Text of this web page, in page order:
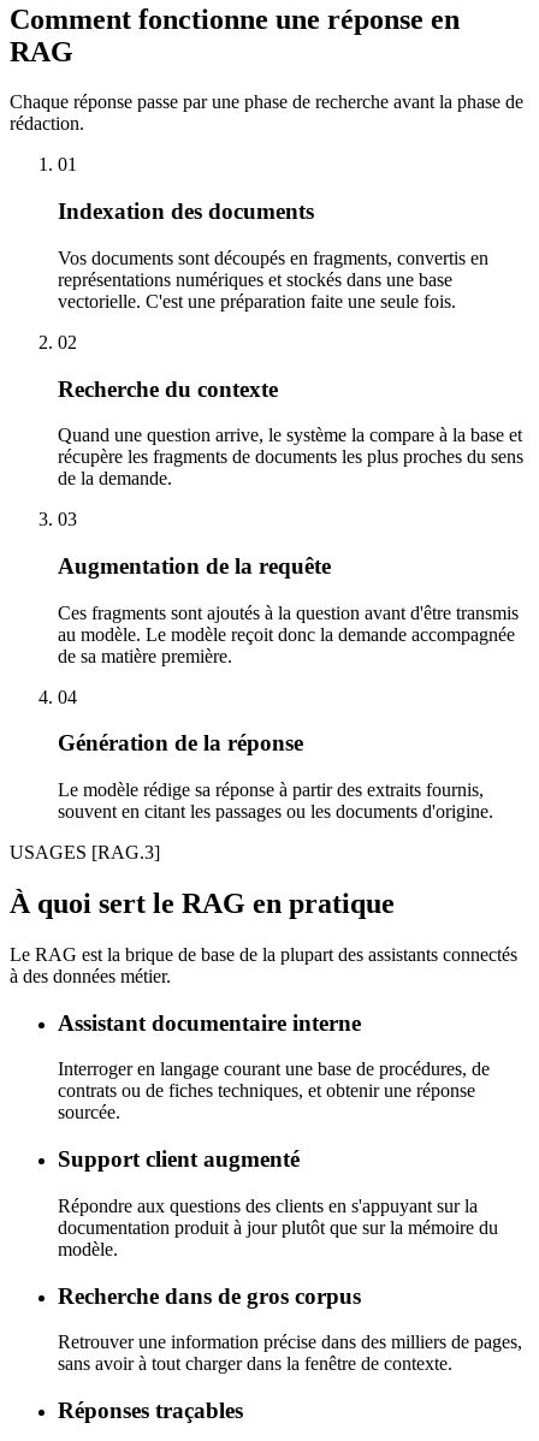
Comment fonctionne une réponse en
RAG
Chaque réponse passe par une phase de recherche avant la phase de
rédaction.
01
Indexation des documents
Vos documents sont découpés en fragments, convertis en
représentations numériques et stockés dans une base
vectorielle. C'est une préparation faite une seule fois.
02
Recherche du contexte
Quand une question arrive, le système la compare à la base et
récupère les fragments de documents les plus proches du sens
de la demande.
03
Augmentation de la requête
Ces fragments sont ajoutés à la question avant d'être transmis
au modèle. Le modèle reçoit donc la demande accompagnée
de sa matière première.
04
Génération de la réponse
Le modèle rédige sa réponse à partir des extraits fournis,
souvent en citant les passages ou les documents d'origine.
USAGES [RAG.3]
À quoi sert le RAG en pratique
Le RAG est la brique de base de la plupart des assistants connectés
à des données métier.
Assistant documentaire interne
Interroger en langage courant une base de procédures, de
contrats ou de fiches techniques, et obtenir une réponse
sourcée.
Support client augmenté
Répondre aux questions des clients en s'appuyant sur la
documentation produit à jour plutôt que sur la mémoire du
modèle.
Recherche dans de gros corpus
Retrouver une information précise dans des milliers de pages,
sans avoir à tout charger dans la fenêtre de contexte.
Réponses traçables